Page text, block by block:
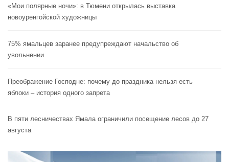
«Мои полярные ночи»: в Тюмени открылась выставка
новоуренгойской художницы
75% ямальцев заранее предупреждают начальство об
увольнении
Преображение Господне: почему до праздника нельзя есть
яблоки – история одного запрета
В пяти лесничествах Ямала ограничили посещение лесов до 27
августа